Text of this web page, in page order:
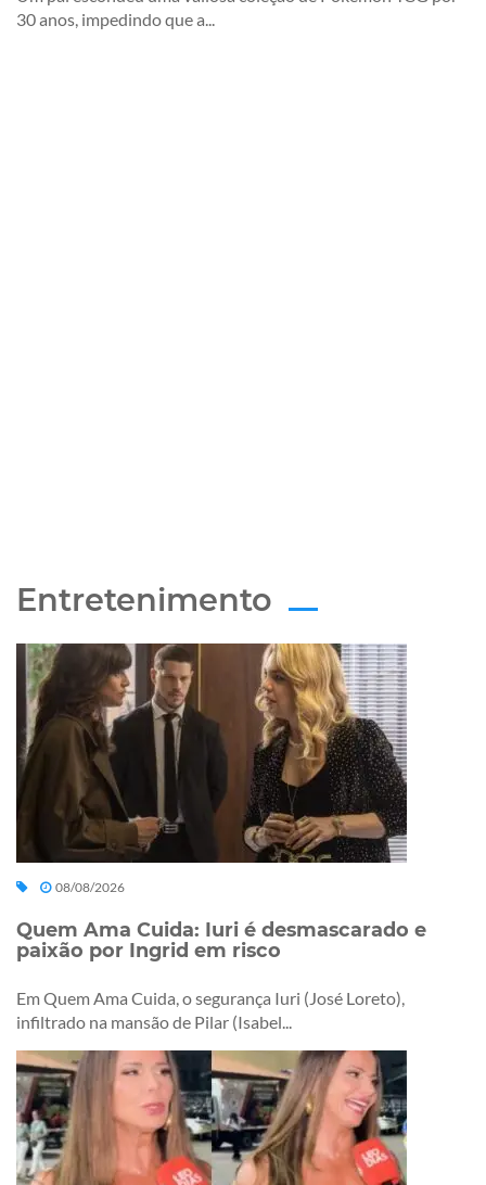
30 anos, impedindo que a...
Entretenimento
08/08/2026
Quem Ama Cuida: Iuri é desmascarado e
paixão por Ingrid em risco
Em Quem Ama Cuida, o segurança Iuri (José Loreto),
infiltrado na mansão de Pilar (Isabel...